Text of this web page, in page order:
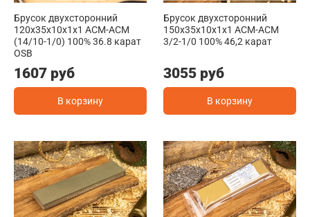
Брусок двухсторонний
120х35х10х1х1 ACM-ACM
(14/10-1/0) 100% 36.8 карат
OSB
1607 руб
В корзину
Брусок двухсторонний
150x35x10x1x1 АСМ-АСМ
3/2-1/0 100% 46,2 карат
3055 руб
В корзину